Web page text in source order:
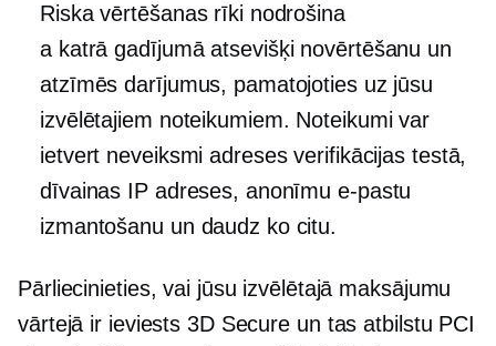
Riska vērtēšanas rīki nodrošina
a katrā gadījumā atsevišķinovērtēšanu un
atzīmēs darījumus, pamatojoties uz jūsu
izvēlētajiem noteikumiem. Noteikumi var
ietvert neveiksmi adreses verifikācijas testā,
dīvainas IP adreses, anonīmu e-pastu
izmantošanu un daudz ko citu.
Pārliecinieties, vai jūsu izvēlētajā maksājumu
vārtejā ir ieviests 3D Secure un tas atbilstu PCI